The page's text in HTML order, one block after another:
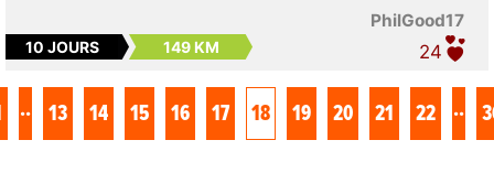
PhilGood17
10 JOURS 149 KM 24
.. 13 14 15 16 17 18 19 20 21 22 ..